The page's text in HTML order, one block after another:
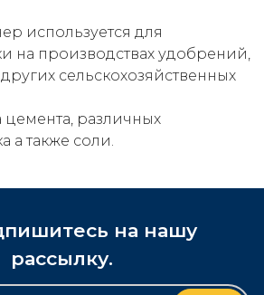
используется для
на производствах удобрений,
сельскохозяйственных
различных
а также соли.
на нашу
рассылку.